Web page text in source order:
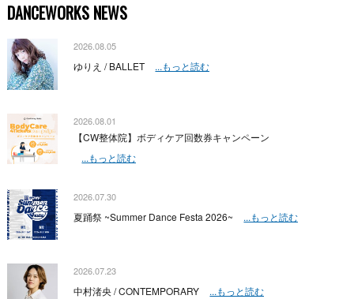
DANCEWORKS NEWS
2026.08.05
ゆりえ / BALLET ...もっと読む
2026.08.01
【CW整体院】ボディケア回数券キャンペーン
...もっと読む
2026.07.30
夏踊祭 ~Summer Dance Festa 2026~ ...もっと読む
2026.07.23
中村渚央 / CONTEMPORARY ...もっと読む